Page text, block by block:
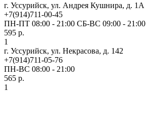
г. Уссурийск, ул. Андрея Кушнира, д. 1А
+7(914)711-00-45
ПН-ПТ 08:00 - 21:00 СБ-ВС 09:00 - 21:00
595 р.
1
г. Уссурийск, ул. Некрасова, д. 142
+7(914)711-05-76
ПН-ВС 08:00 - 21:00
565 р.
1